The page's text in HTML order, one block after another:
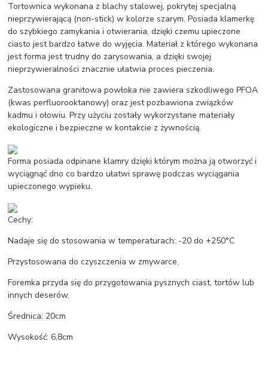
Tortownica wykonana z blachy stalowej, pokrytej specjalną
nieprzywierającą (non-stick) w kolorze szarym. Posiada klamerkę
do szybkiego zamykania i otwierania, dzięki czemu upieczone
ciasto jest bardzo łatwe do wyjęcia. Materiał z którego wykonana
jest forma jest trudny do zarysowania, a dzięki swojej
nieprzywieralności znacznie ułatwia proces pieczenia.
Zastosowana granitowa powłoka nie zawiera szkodliwego PFOA
(kwas perfluorooktanowy) oraz jest pozbawiona związków
kadmu i ołowiu. Przy użyciu zostały wykorzystane materiały
ekologiczne i bezpieczne w kontakcie z żywnością.
Forma posiada odpinane klamry dzięki którym można ją otworzyć i
wyciągnąć dno co bardzo ułatwi sprawę podczas wyciągania
upieczonego wypieku.
Cechy:
Nadaje się do stosowania w temperaturach: -20 do +250°C
Przystosowana do czyszczenia w zmywarce.
Foremka przyda się do przygotowania pysznych ciast, tortów lub
innych deserów.
Średnica: 20cm
Wysokość: 6,8cm